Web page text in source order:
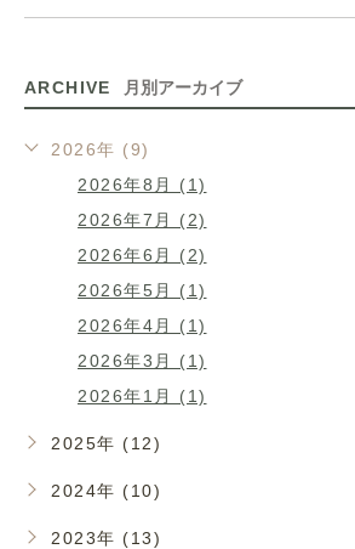
ARCHIVE 月別アーカイブ
2026年 (9)
2026年8月 (1)
2026年7月 (2)
2026年6月 (2)
2026年5月 (1)
2026年4月 (1)
2026年3月 (1)
2026年1月 (1)
2025年 (12)
2024年 (10)
2023年 (13)